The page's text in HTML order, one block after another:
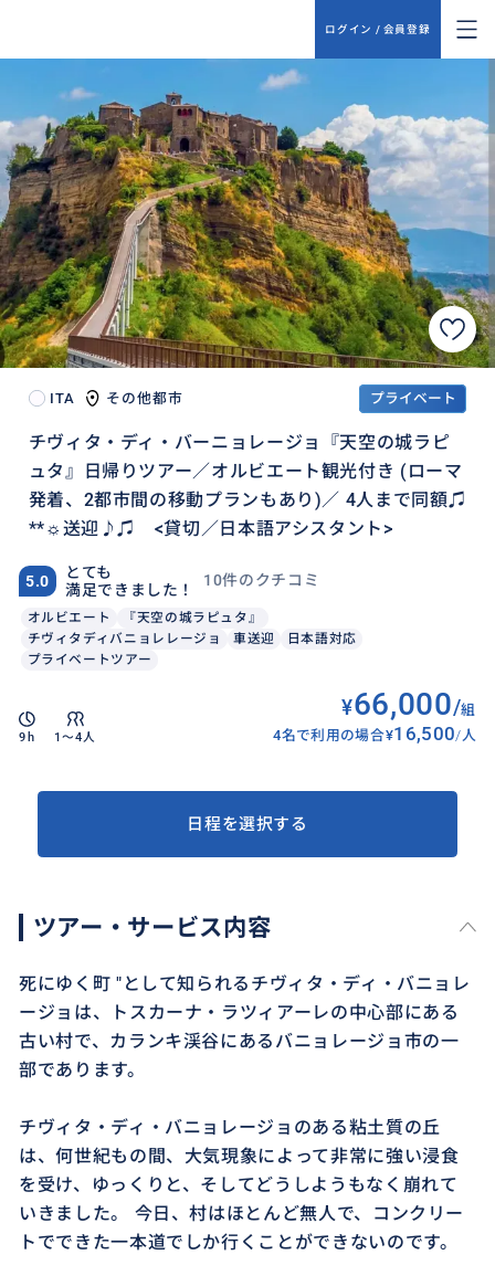
ログイン / 会員登録
ITA その他都市 プライベート
チヴィタ・ディ・バーニョレージョ『天空の城ラピ
ュタ』日帰りツアー／オルビエート観光付き (ローマ
発着、2都市間の移動プランもあり)／ 4人まで同額♫
**☼送迎♪♫ <貸切／日本語アシスタント>
5.0
とても
満足できました！
10件のクチコミ
オルビエート
『天空の城ラピュタ』
チヴィタディバニョレレージョ
車送迎
日本語対応
プライベートツアー
9h 1〜4人
¥66,000/組
4名で利用の場合¥16,500/ 人
日程を選択する
ツアー・サービス内容
死にゆく町 "として知られるチヴィタ・ディ・バニョレ
ージョは、トスカーナ・ラツィアーレの中心部にある
古い村で、カランキ渓谷にあるバニョレージョ市の一
部であります。
チヴィタ・ディ・バニョレージョのある粘土質の丘
は、何世紀もの間、大気現象によって非常に強い浸食
を受け、ゆっくりと、そしてどうしようもなく崩れて
いきました。 今日、村はほとんど無人で、コンクリー
トでできた一本道でしか行くことができないのです。